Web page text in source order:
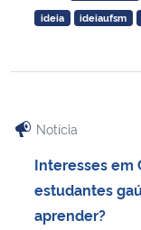
ideia
ideiaufsm
Notícia
Interesses em
estudantes
aprender?